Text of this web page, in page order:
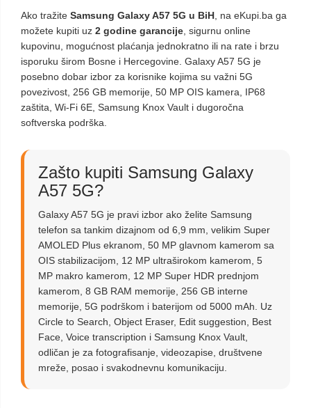
Ako tražite Samsung Galaxy A57 5G u BiH , na eKupi.ba ga
možete kupiti uz 2 godine garancije , sigurnu online
kupovinu, mogućnost plaćanja jednokratno ili na rate i brzu
isporuku širom Bosne i Hercegovine. Galaxy A57 5G je
posebno dobar izbor za korisnike kojima su važni 5G
povezivost, 256 GB memorije, 50 MP OIS kamera, IP68
zaštita, Wi-Fi 6E, Samsung Knox Vault i dugoročna
softverska podrška.
Zašto kupiti Samsung Galaxy
A57 5G?
Galaxy A57 5G je pravi izbor ako želite Samsung
telefon sa tankim dizajnom od 6,9 mm, velikim Super
AMOLED Plus ekranom, 50 MP glavnom kamerom sa
OIS stabilizacijom, 12 MP ultraširokom kamerom, 5
MP makro kamerom, 12 MP Super HDR prednjom
kamerom, 8 GB RAM memorije, 256 GB interne
memorije, 5G podrškom i baterijom od 5000 mAh. Uz
Circle to Search, Object Eraser, Edit suggestion, Best
Face, Voice transcription i Samsung Knox Vault,
odličan je za fotografisanje, videozapise, društvene
mreže, posao i svakodnevnu komunikaciju.